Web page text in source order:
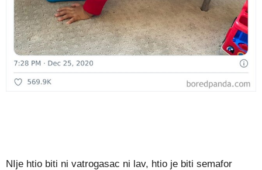
NIje htio biti ni vatrogasac ni lav, htio je biti semafor